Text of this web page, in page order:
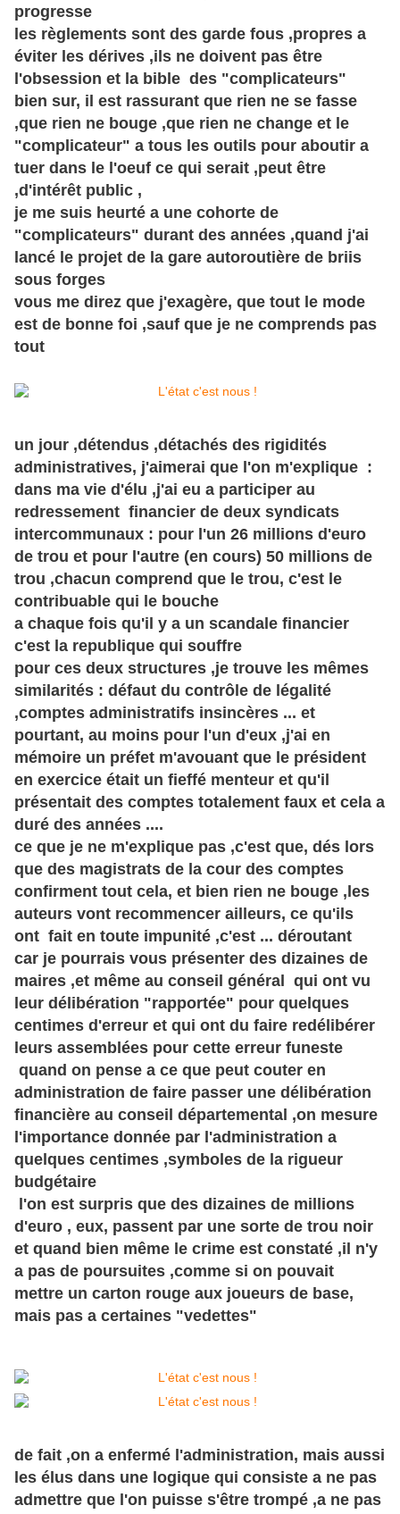
progresse
les règlements sont des garde fous ,propres a
éviter les dérives ,ils ne doivent pas être
l'obsession et la bible des "complicateurs"
bien sur, il est rassurant que rien ne se fasse
,que rien ne bouge ,que rien ne change et le
"complicateur" a tous les outils pour aboutir a
tuer dans le l'oeuf ce qui serait ,peut être
,d'intérêt public ,
je me suis heurté a une cohorte de
"complicateurs" durant des années ,quand j'ai
lancé le projet de la gare autoroutière de briis
sous forges
vous me direz que j'exagère, que tout le mode
est de bonne foi ,sauf que je ne comprends pas
tout
un jour ,détendus ,détachés des rigidités
administratives, j'aimerai que l'on m'explique :
dans ma vie d'élu ,j'ai eu a participer au
redressement financier de deux syndicats
intercommunaux : pour l'un 26 millions d'euro
de trou et pour l'autre (en cours) 50 millions de
trou ,chacun comprend que le trou, c'est le
contribuable qui le bouche
a chaque fois qu'il y a un scandale financier
c'est la republique qui souffre
pour ces deux structures ,je trouve les mêmes
similarités : défaut du contrôle de légalité
,comptes administratifs insincères ... et
pourtant, au moins pour l'un d'eux ,j'ai en
mémoire un préfet m'avouant que le président
en exercice était un fieffé menteur et qu'il
présentait des comptes totalement faux et cela a
duré des années ....
ce que je ne m'explique pas ,c'est que, dés lors
que des magistrats de la cour des comptes
confirment tout cela, et bien rien ne bouge ,les
auteurs vont recommencer ailleurs, ce qu'ils
ont fait en toute impunité ,c'est ... déroutant
car je pourrais vous présenter des dizaines de
maires ,et même au conseil général qui ont vu
leur délibération "rapportée" pour quelques
centimes d'erreur et qui ont du faire redélibérer
leurs assemblées pour cette erreur funeste
quand on pense a ce que peut couter en
administration de faire passer une délibération
financière au conseil départemental ,on mesure
l'importance donnée par l'administration a
quelques centimes ,symboles de la rigueur
budgétaire
l'on est surpris que des dizaines de millions
d'euro , eux, passent par une sorte de trou noir
et quand bien même le crime est constaté ,il n'y
a pas de poursuites ,comme si on pouvait
mettre un carton rouge aux joueurs de base,
mais pas a certaines "vedettes"
de fait ,on a enfermé l'administration, mais aussi
les élus dans une logique qui consiste a ne pas
admettre que l'on puisse s'être trompé ,a ne pas